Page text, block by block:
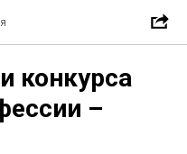
конкурса
–